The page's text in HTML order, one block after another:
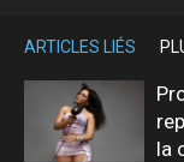
ARTICLES LIÉS
la